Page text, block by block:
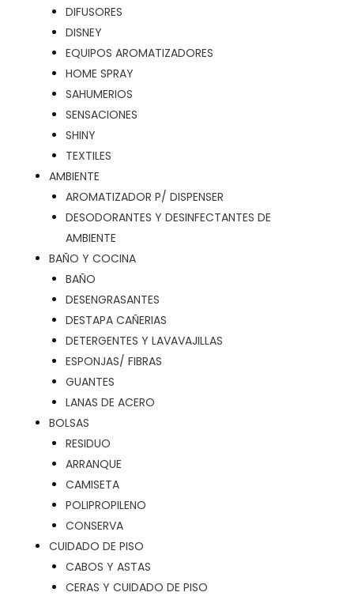
DIFUSORES
DISNEY
EQUIPOS AROMATIZADORES
HOME SPRAY
SAHUMERIOS
SENSACIONES
SHINY
TEXTILES
AMBIENTE
AROMATIZADOR P/ DISPENSER
DESODORANTES Y DESINFECTANTES DE
AMBIENTE
BAÑO Y COCINA
BAÑO
DESENGRASANTES
DESTAPA CAÑERIAS
DETERGENTES Y LAVAVAJILLAS
ESPONJAS/ FIBRAS
GUANTES
LANAS DE ACERO
BOLSAS
RESIDUO
ARRANQUE
CAMISETA
POLIPROPILENO
CONSERVA
CUIDADO DE PISO
CABOS Y ASTAS
CERAS Y CUIDADO DE PISO